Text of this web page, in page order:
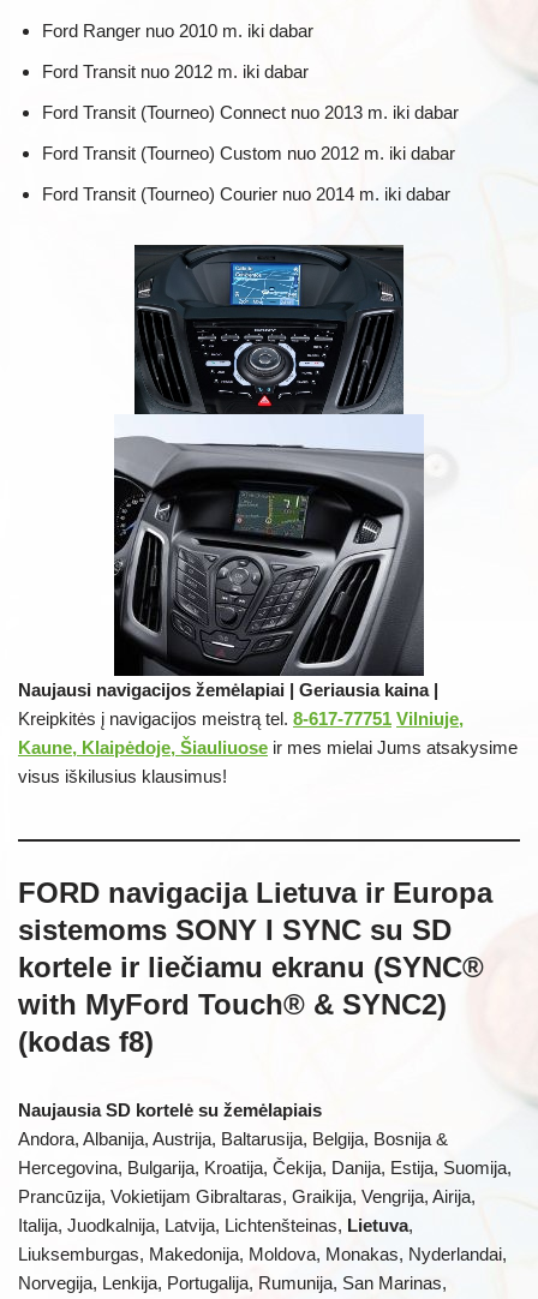
Ford Ranger nuo 2010 m. iki dabar
Ford Transit nuo 2012 m. iki dabar
Ford Transit (Tourneo) Connect nuo 2013 m. iki dabar
Ford Transit (Tourneo) Custom nuo 2012 m. iki dabar
Ford Transit (Tourneo) Courier nuo 2014 m. iki dabar
Naujausi navigacijos žemėlapiai | Geriausia kaina |
Kreipkitės į navigacijos meistrą tel. 8-617-77751 Vilniuje,
Kaune, Klaipėdoje, Šiauliuose ir mes mielai Jums atsakysime
visus iškilusius klausimus!
FORD navigacija Lietuva ir Europa
sistemoms SONY I SYNC su SD
kortele ir liečiamu ekranu (SYNC®
with MyFord Touch® & SYNC2)
(kodas f8)
Naujausia SD kortelė su žemėlapiais
Andora, Albanija, Austrija, Baltarusija, Belgija, Bosnija &
Hercegovina, Bulgarija, Kroatija, Čekija, Danija, Estija, Suomija,
Prancūzija, Vokietijam Gibraltaras, Graikija, Vengrija, Airija,
Italija, Juodkalnija, Latvija, Lichtenšteinas, Lietuva,
Liuksemburgas, Makedonija, Moldova, Monakas, Nyderlandai,
Norvegija, Lenkija, Portugalija, Rumunija, San Marinas,